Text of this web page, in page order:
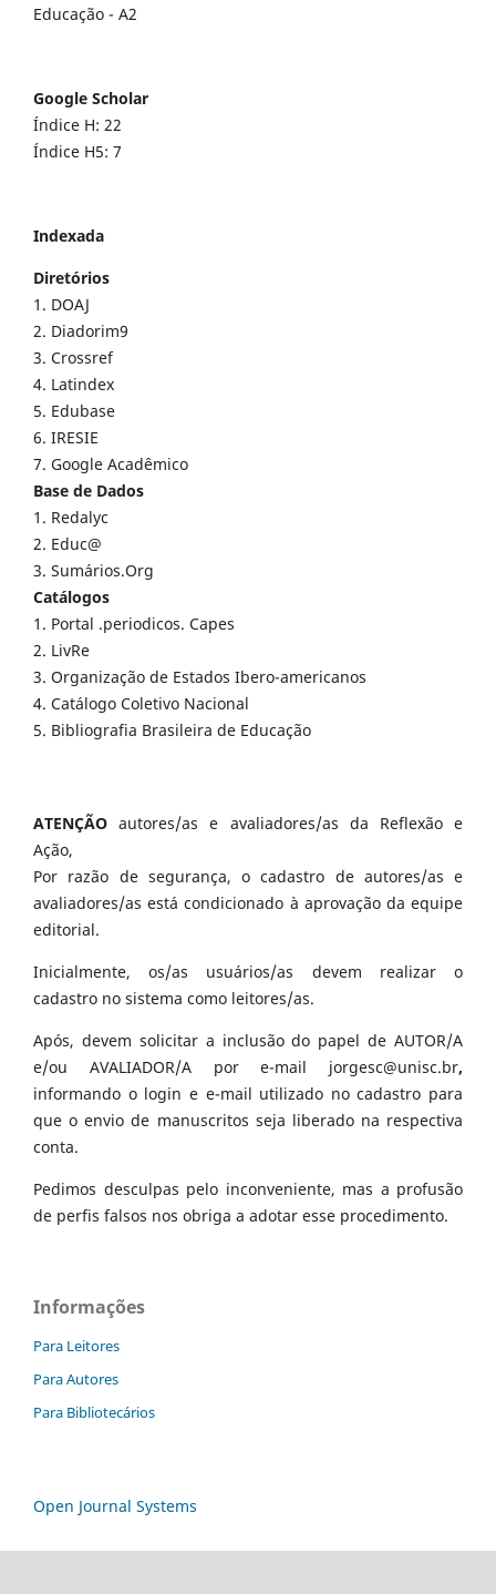
Educação - A2
Google Scholar
Índice H: 22
Índice H5: 7
Indexada
Diretórios
1. DOAJ
2. Diadorim9
3. Crossref
4. Latindex
5. Edubase
6. IRESIE
7. Google Acadêmico
Base de Dados
1. Redalyc
2. Educ@
3. Sumários.Org
Catálogos
1. Portal .periodicos. Capes
2. LivRe
3. Organização de Estados Ibero-americanos
4. Catálogo Coletivo Nacional
5. Bibliografia Brasileira de Educação
ATENÇÃO autores/as e avaliadores/as da Reflexão e
Ação,
Por razão de segurança, o cadastro de autores/as e
avaliadores/as está condicionado à aprovação da equipe
editorial.
Inicialmente, os/as usuários/as devem realizar o
cadastro no sistema como leitores/as.
Após, devem solicitar a inclusão do papel de AUTOR/A
e/ou AVALIADOR/A por e-mail jorgesc@unisc.br,
informando o login e e-mail utilizado no cadastro para
que o envio de manuscritos seja liberado na respectiva
conta.
Pedimos desculpas pelo inconveniente, mas a profusão
de perfis falsos nos obriga a adotar esse procedimento.
Informações
Para Leitores
Para Autores
Para Bibliotecários
Open Journal Systems